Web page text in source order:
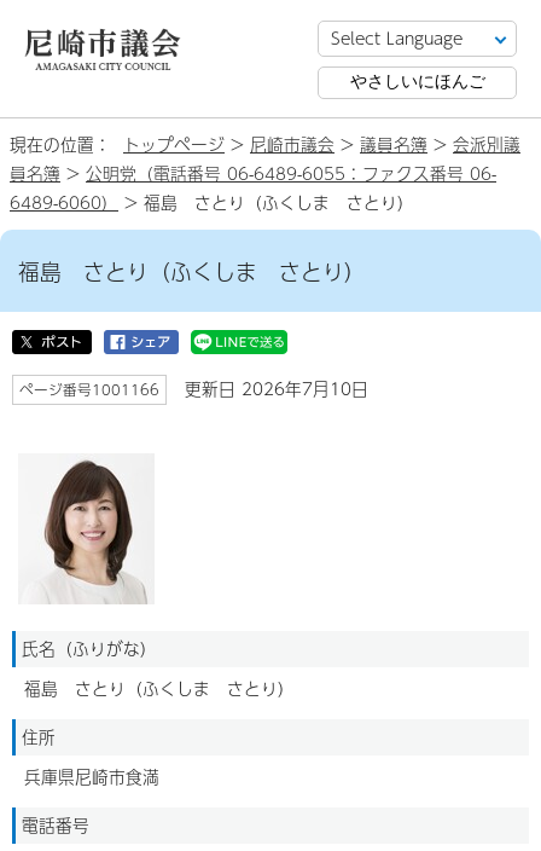
やさしいにほんご
現在の位置： トップページ > 尼崎市議会 > 議員名簿 > 会派別議
員名簿 > 公明党（電話番号 06-6489-6055：ファクス番号 06-
6489-6060）
> 福島 さとり（ふくしま さとり）
福島 さとり（ふくしま さとり）
ページ番号1001166 更新日 2026年7月10日
氏名（ふりがな）
福島 さとり（ふくしま さとり）
住所
兵庫県尼崎市食満
電話番号